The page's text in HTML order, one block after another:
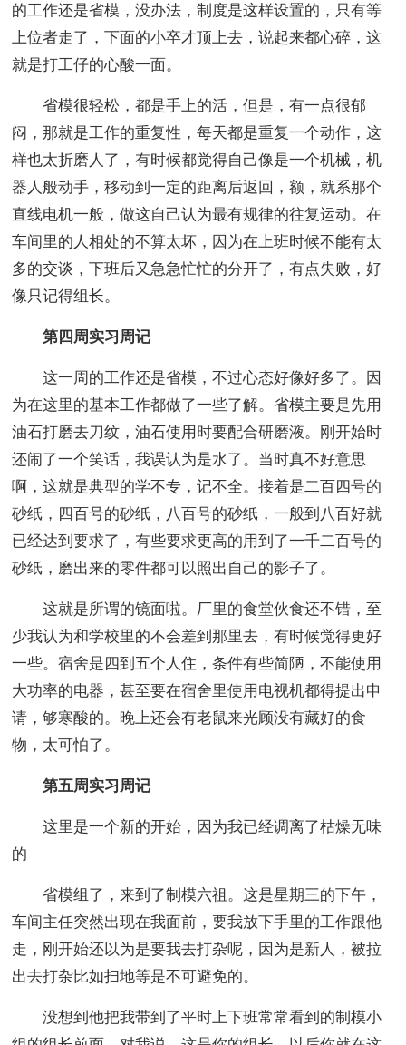
的工作还是省模，没办法，制度是这样设置的，只有等
上位者走了，下面的小卒才顶上去，说起来都心碎，这
就是打工仔的心酸一面。
省模很轻松，都是手上的活，但是，有一点很郁
闷，那就是工作的重复性，每天都是重复一个动作，这
样也太折磨人了，有时候都觉得自己像是一个机械，机
器人般动手，移动到一定的距离后返回，额，就系那个
直线电机一般，做这自己认为最有规律的往复运动。在
车间里的人相处的不算太坏，因为在上班时候不能有太
多的交谈，下班后又急急忙忙的分开了，有点失败，好
像只记得组长。
第四周实习周记
这一周的工作还是省模，不过心态好像好多了。因
为在这里的基本工作都做了一些了解。省模主要是先用
油石打磨去刀纹，油石使用时要配合研磨液。刚开始时
还闹了一个笑话，我误认为是水了。当时真不好意思
啊，这就是典型的学不专，记不全。接着是二百四号的
砂纸，四百号的砂纸，八百号的砂纸，一般到八百好就
已经达到要求了，有些要求更高的用到了一千二百号的
砂纸，磨出来的零件都可以照出自己的影子了。
这就是所谓的镜面啦。厂里的食堂伙食还不错，至
少我认为和学校里的不会差到那里去，有时候觉得更好
一些。宿舍是四到五个人住，条件有些简陋，不能使用
大功率的电器，甚至要在宿舍里使用电视机都得提出申
请，够寒酸的。晚上还会有老鼠来光顾没有藏好的食
物，太可怕了。
第五周实习周记
这里是一个新的开始，因为我已经调离了枯燥无味
的
省模组了，来到了制模六祖。这是星期三的下午，
车间主任突然出现在我面前，要我放下手里的工作跟他
走，刚开始还以为是要我去打杂呢，因为是新人，被拉
出去打杂比如扫地等是不可避免的。
没想到他把我带到了平时上下班常常看到的制模小